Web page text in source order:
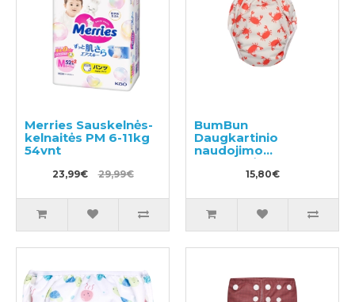
Merries Sauskelnės-
kelnaitės PM 6-11kg
54vnt
23,99€ 29,99€
BumBun
Daugkartinio
naudojimo
sauskelnės
plaukimui ir tualeto
15,80€